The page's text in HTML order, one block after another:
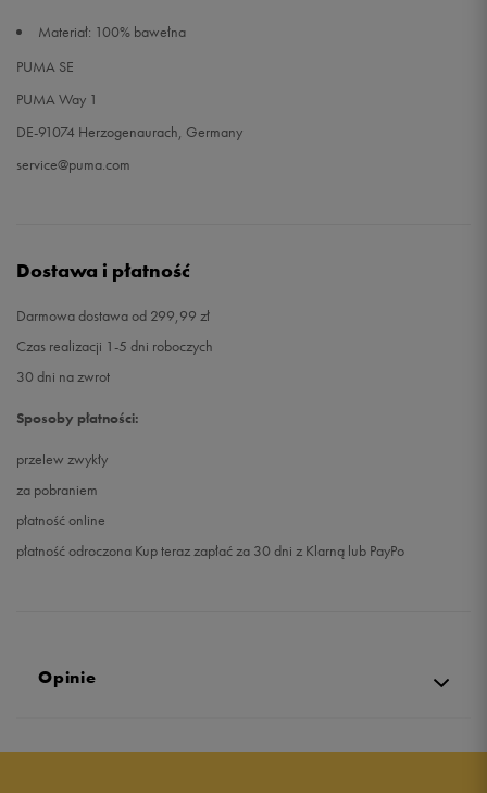
Materiał: 100% bawełna
PUMA SE
PUMA Way 1
DE-91074 Herzogenaurach, Germany
service@puma.com
Dostawa i płatność
Darmowa dostawa od 299,99 zł
Czas realizacji 1-5 dni roboczych
30 dni na zwrot
Sposoby płatności:
przelew zwykły
za pobraniem
płatność online
płatność odroczona Kup teraz zapłać za 30 dni z Klarną lub PayPo
Opinie